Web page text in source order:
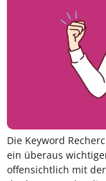
Die Keyword
ein überaus
offensichtlich mit